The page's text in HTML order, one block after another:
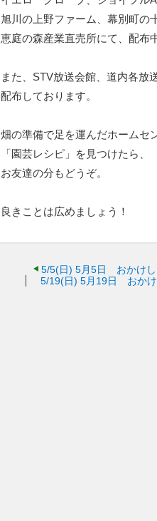
旭川の上野ファーム、幕別町の
恵庭の森産業直売所にて、配布
また、STV放送会館、道内各放
配布しております。
畑の準備で足を運んだホームセ
「園芸レシピ」を見つけたら、
お友達の分もどうぞ。
良きことは広めましょう！
5/5(日) 5月5日 おかけし
5/19(日) 5月19日 おかけ